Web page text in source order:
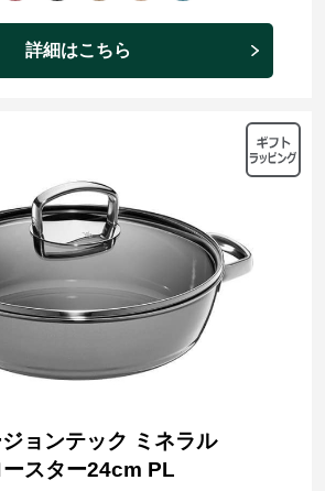
詳細はこちら
ョンテック ミネラル
ースター24cm PL